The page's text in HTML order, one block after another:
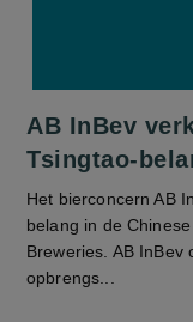
AB InBev
Tsingtao-
Het bierconcern AB
belang in de
Breweries. AB
opbrengs...